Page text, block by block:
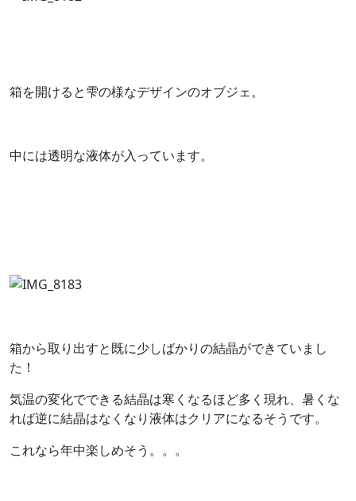
箱を開けると雫の様なデザインのオブジェ。
中には透明な液体が入っています。
箱から取り出すと既に少しばかりの結晶ができていまし
た！
気温の変化でできる結晶は寒くなるほど多く現れ、暑くな
れば逆に結晶はなくなり液体はクリアになるそうです。
これなら年中楽しめそう。。。